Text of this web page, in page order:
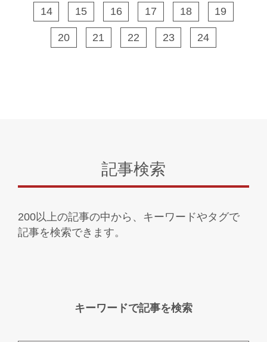
14 15 16 17 18 19
20 21 22 23 24
記事検索
200以上の記事の中から、キーワードやタグで
記事を検索できます。
キーワードで記事を検索